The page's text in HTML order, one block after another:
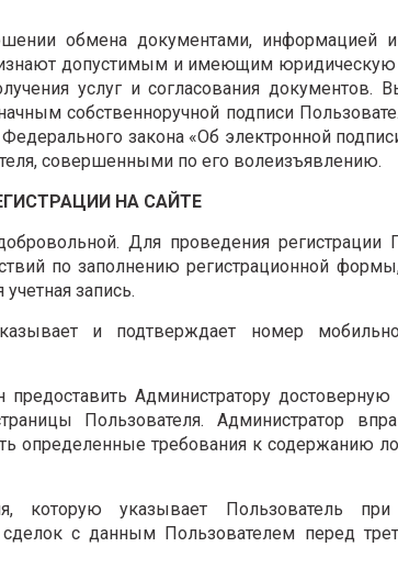
обмена документами, информацией и
допустимым и имеющим юридическую
услуг и согласования документов.
собственноручной подписи
Федерального закона «Об электронной
совершенными по его волеизъявлению.
НА САЙТЕ
Для проведения регистрации
по заполнению регистрационной формы,
запись.
и подтверждает номер
Администратору
Пользователя. Администратор
определенные требования к содержанию
которую указывает Пользователь при
сделок с данным Пользователем перед